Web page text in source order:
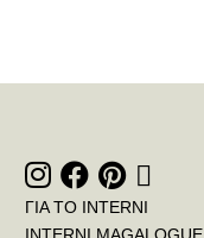
ΓΙΑ ΤΟ INTERNI